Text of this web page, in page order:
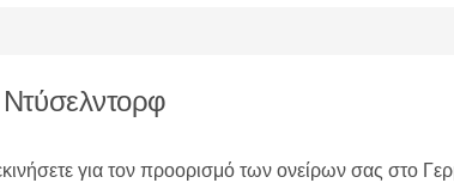
για τον προορισμό των ονείρων σας στο